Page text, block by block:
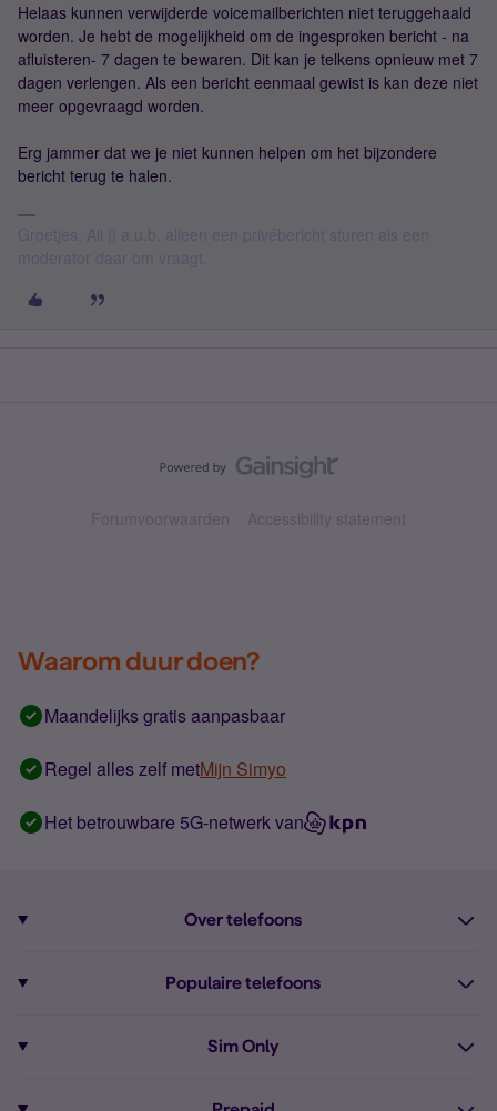
Helaas kunnen verwijderde voicemailberichten niet teruggehaald
worden. Je hebt de mogelijkheid om de ingesproken bericht - na
afluisteren- 7 dagen te bewaren. Dit kan je telkens opnieuw met 7
dagen verlengen. Als een bericht eenmaal gewist is kan deze niet
meer opgevraagd worden.
Erg jammer dat we je niet kunnen helpen om het bijzondere
bericht terug te halen.
Forumvoorwaarden Accessibility statement
Waarom duur doen?
Maandelijks gratis aanpasbaar
Regel alles zelf metMijn Simyo
Het betrouwbare 5G-netwerk van
Over telefoons
Alle telefoons
Populaire telefoons
Sim Only